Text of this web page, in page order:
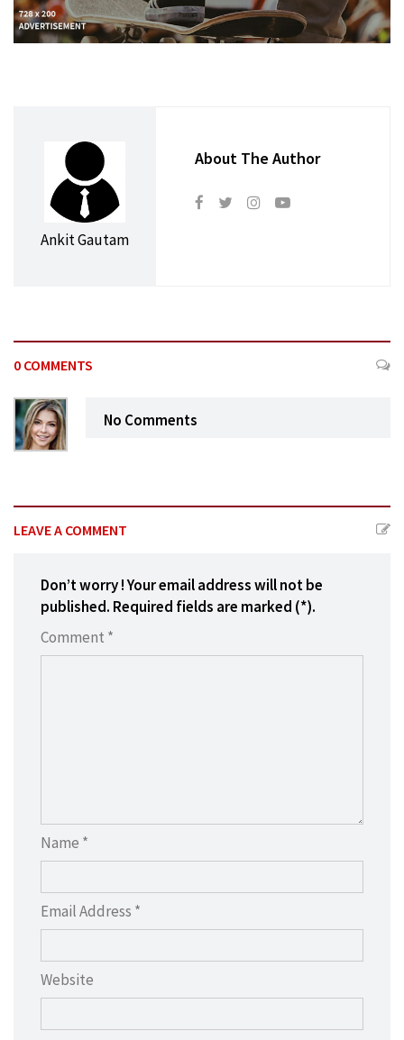
Ankit Gautam
About The Author
0 COMMENTS
No Comments
LEAVE A COMMENT
Don’t worry ! Your email address will not be
published. Required fields are marked (*).
Comment *
Name *
Email Address *
Website